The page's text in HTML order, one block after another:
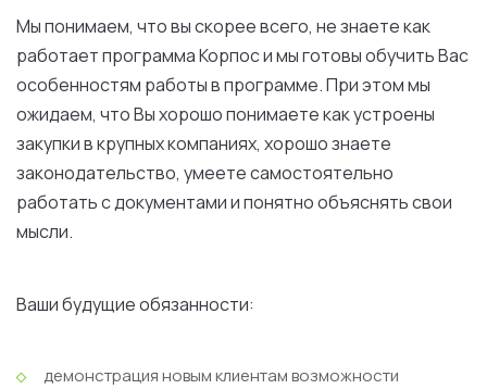
Мы понимаем, что вы скорее всего, не знаете как
работает программа Корпос и мы готовы обучить Вас
особенностям работы в программе. При этом мы
ожидаем, что Вы хорошо понимаете как устроены
закупки в крупных компаниях, хорошо знаете
законодательство, умеете самостоятельно
работать с документами и понятно объяснять свои
мысли.
Ваши будущие обязанности:
демонстрация новым клиентам возможности